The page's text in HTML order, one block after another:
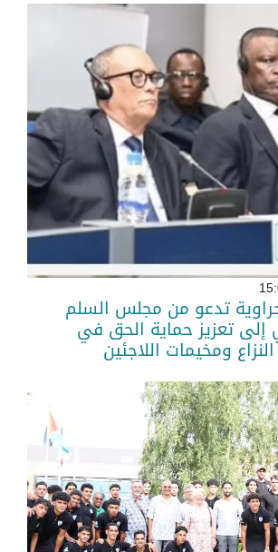
تدعو من مجلس السلم
إلى تعزيز حماية الحق في
ومخيمات اللاجئين